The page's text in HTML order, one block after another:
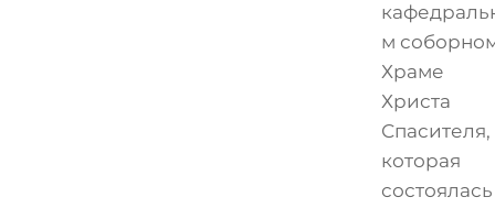
м
Храме
Христа
Спасителя,
которая
состоялась